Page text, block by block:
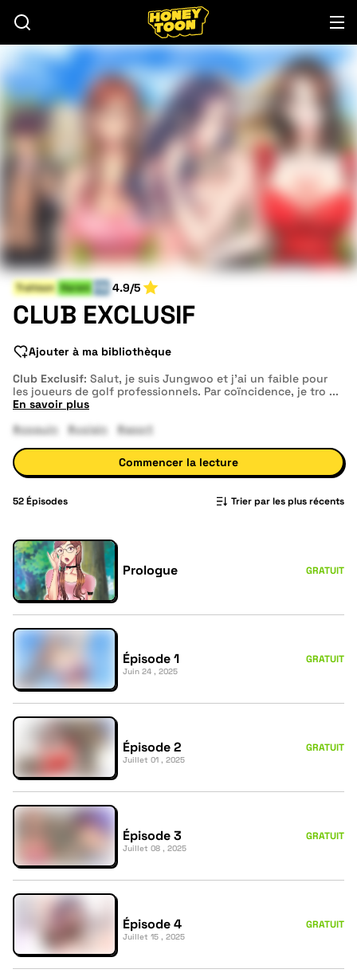
Trahison Harem 4.9/5
CLUB EXCLUSIF
Ajouter à ma bibliothèque
Club Exclusif: Salut, je suis Jungwoo et j’ai un faible pour
les joueurs de golf professionnels. Par coïncidence, je tro ...
En savoir plus
#coquin
#voisin #sport
Commencer la lecture
52Épisodes Trier par les plus récents
Prologue GRATUIT
Épisode 1
Juin 24 , 2025
GRATUIT
Épisode 2
Juillet 01 , 2025
GRATUIT
Épisode 3
Juillet 08 , 2025
GRATUIT
Épisode 4
Juillet 15 , 2025
GRATUIT